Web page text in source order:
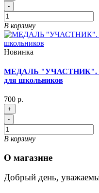
-
В корзину
Новинка
МЕДАЛЬ "УЧАСТНИК".
для школьников
700 р.
+
-
В корзину
О магазине
Добрый день,